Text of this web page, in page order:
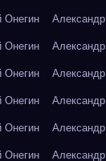
Онегин
Онегин
Онегин
Онегин
Онегин
Онегин